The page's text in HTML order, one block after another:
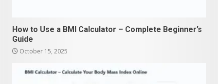
How to Use a BMI Calculator – Complete Beginner’s
Guide
October 15, 2025